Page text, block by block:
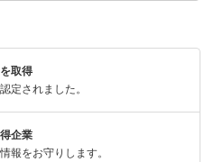
取得
定されました。
企業
報をお守りします。